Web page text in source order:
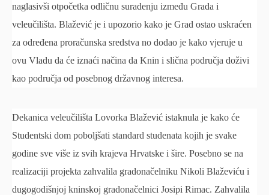
naglasivši otpočetka odličnu suradenju između Grada i
veleučilišta. Blažević je i upozorio kako je Grad ostao uskraćen
za određena proračunska sredstva no dodao je kako vjeruje u
ovu Vladu da će iznaći načina da Knin i slična područja doživi
kao područja od posebnog državnog interesa.
Dekanica veleučilišta Lovorka Blažević istaknula je kako će
Studentski dom poboljšati standard studenata kojih je svake
godine sve više iz svih krajeva Hrvatske i šire. Posebno se na
realizaciji projekta zahvalila gradonačelniku Nikoli Blaževiću i
dugogodišnjoj kninskoj gradonačelnici Josipi Rimac. Zahvalila